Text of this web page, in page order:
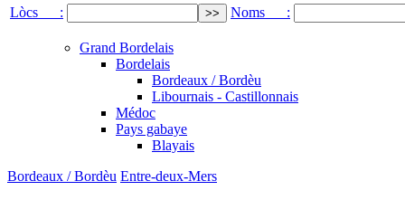
Lòcs :
Noms :
Grand Bordelais
Bordelais
Bordeaux / Bordèu
Libournais - Castillonnais
Médoc
Pays gabaye
Blayais
Bordeaux / Bordèu Entre-deux-Mers